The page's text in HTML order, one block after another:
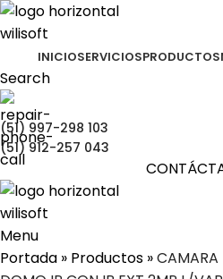
INICIOSERVICIOSPRODUCTOS
Search
(51) 997-298 103
(51) 912-257 043
Menu
Portada » Productos »CAMARA